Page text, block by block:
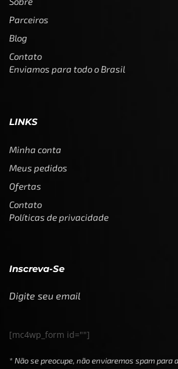
Parceiros
Blog
Contato
Enviamos para todo o Brasil
LINKS
Minha conta
Meus pedidos
Ofertas
Contato
Políticas de privacidade
Inscreva-Se
Digite seu email
[mc4wp_form id=""]
* Não se preocupe, não enviaremos spam para